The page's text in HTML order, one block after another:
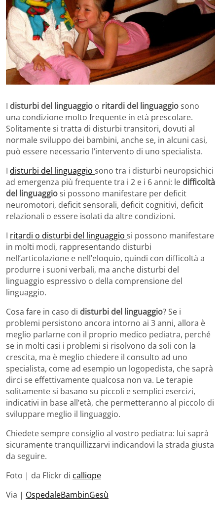
I disturbi del linguaggio o ritardi del linguaggiosono
una condizione molto frequente in età prescolare.
Solitamente si tratta di disturbi transitori, dovuti al
normale sviluppo dei bambini, anche se, in alcuni casi,
può essere necessario l’intervento di uno specialista.
I disturbi del linguaggio sono tra i disturbi neuropsichici
ad emergenza più frequente tra i 2 e i 6 anni: le difficoltà
del linguaggiosi possono manifestare per deficit
neuromotori, deficit sensorali, deficit cognitivi, deficit
relazionali o essere isolati da altre condizioni.
I ritardi o disturbi del linguaggio si possono manifestare
in molti modi, rappresentando disturbi
nell’articolazione e nell’eloquio, quindi con difficoltà a
produrre i suoni verbali, ma anche disturbi del
linguaggio espressivo o della comprensione del
linguaggio.
Cosa fare in caso di disturbi del linguaggio? Se i
problemi persistono ancora intorno ai 3 anni, allora è
meglio parlarne con il proprio medico pediatra, perché
se in molti casi i problemi si risolvono da soli con la
crescita, ma è meglio chiedere il consulto ad uno
specialista, come ad esempio un logopedista, che saprà
dirci se effettivamente qualcosa non va. Le terapie
solitamente si basano su piccoli e semplici esercizi,
indicativi in base all’età, che permetteranno al piccolo di
sviluppare meglio il linguaggio.
Chiedete sempre consiglio al vostro pediatra: lui saprà
sicuramente tranquillizzarvi indicandovi la strada giusta
da seguire.
Foto | da Flickr di calliope
Via | OspedaleBambinGesù